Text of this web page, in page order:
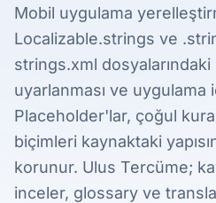
Mobil uygulama
Localizable.strings ve
strings.xml
uyarlanması ve
Placeholder'lar, çoğul
biçimleri kaynaktaki
korunur. Ulus Tercüme;
inceler, glossary ve